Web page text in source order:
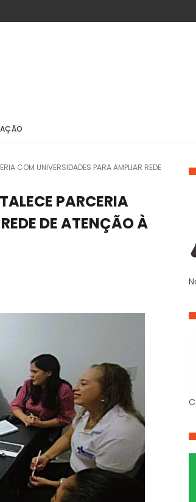
COM UNIVERSIDADES PARA AMPLIAR REDE
PARCERIA
DE ATENÇÃO À